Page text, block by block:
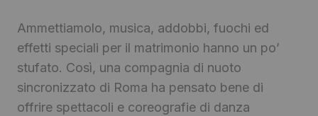
Ammettiamolo, musica, addobbi, fuochi ed
effetti speciali per il matrimonio hanno un po’
stufato. Così, una compagnia di nuoto
sincronizzato di Roma ha pensato bene di
offrire spettacoli e coreografie di danza